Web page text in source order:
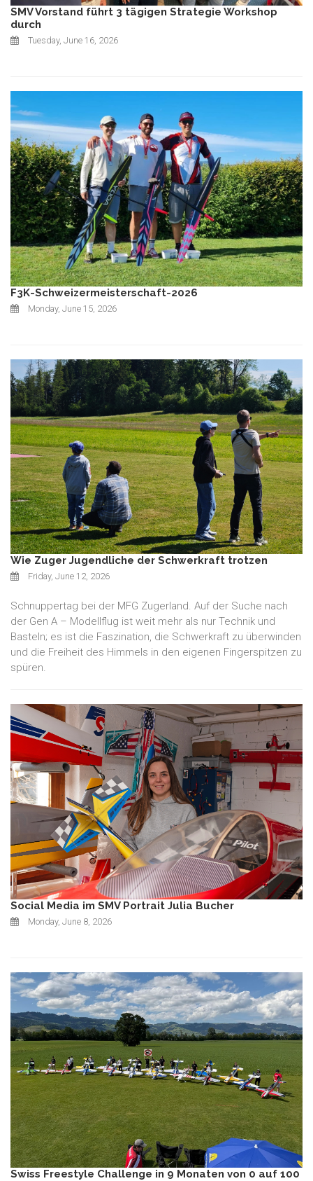
SMV Vorstand führt 3 tägigen Strategie Workshop
durch
Tuesday, June 16, 2026
F3K-Schweizermeisterschaft-2026
Monday, June 15, 2026
Wie Zuger Jugendliche der Schwerkraft trotzen
Friday, June 12, 2026
Schnuppertag bei der MFG Zugerland. Auf der Suche nach
der Gen A – Modellflug ist weit mehr als nur Technik und
Basteln; es ist die Faszination, die Schwerkraft zu überwinden
und die Freiheit des Himmels in den eigenen Fingerspitzen zu
spüren.
Social Media im SMV Portrait Julia Bucher
Monday, June 8, 2026
Swiss Freestyle Challenge in 9 Monaten von 0 auf 100